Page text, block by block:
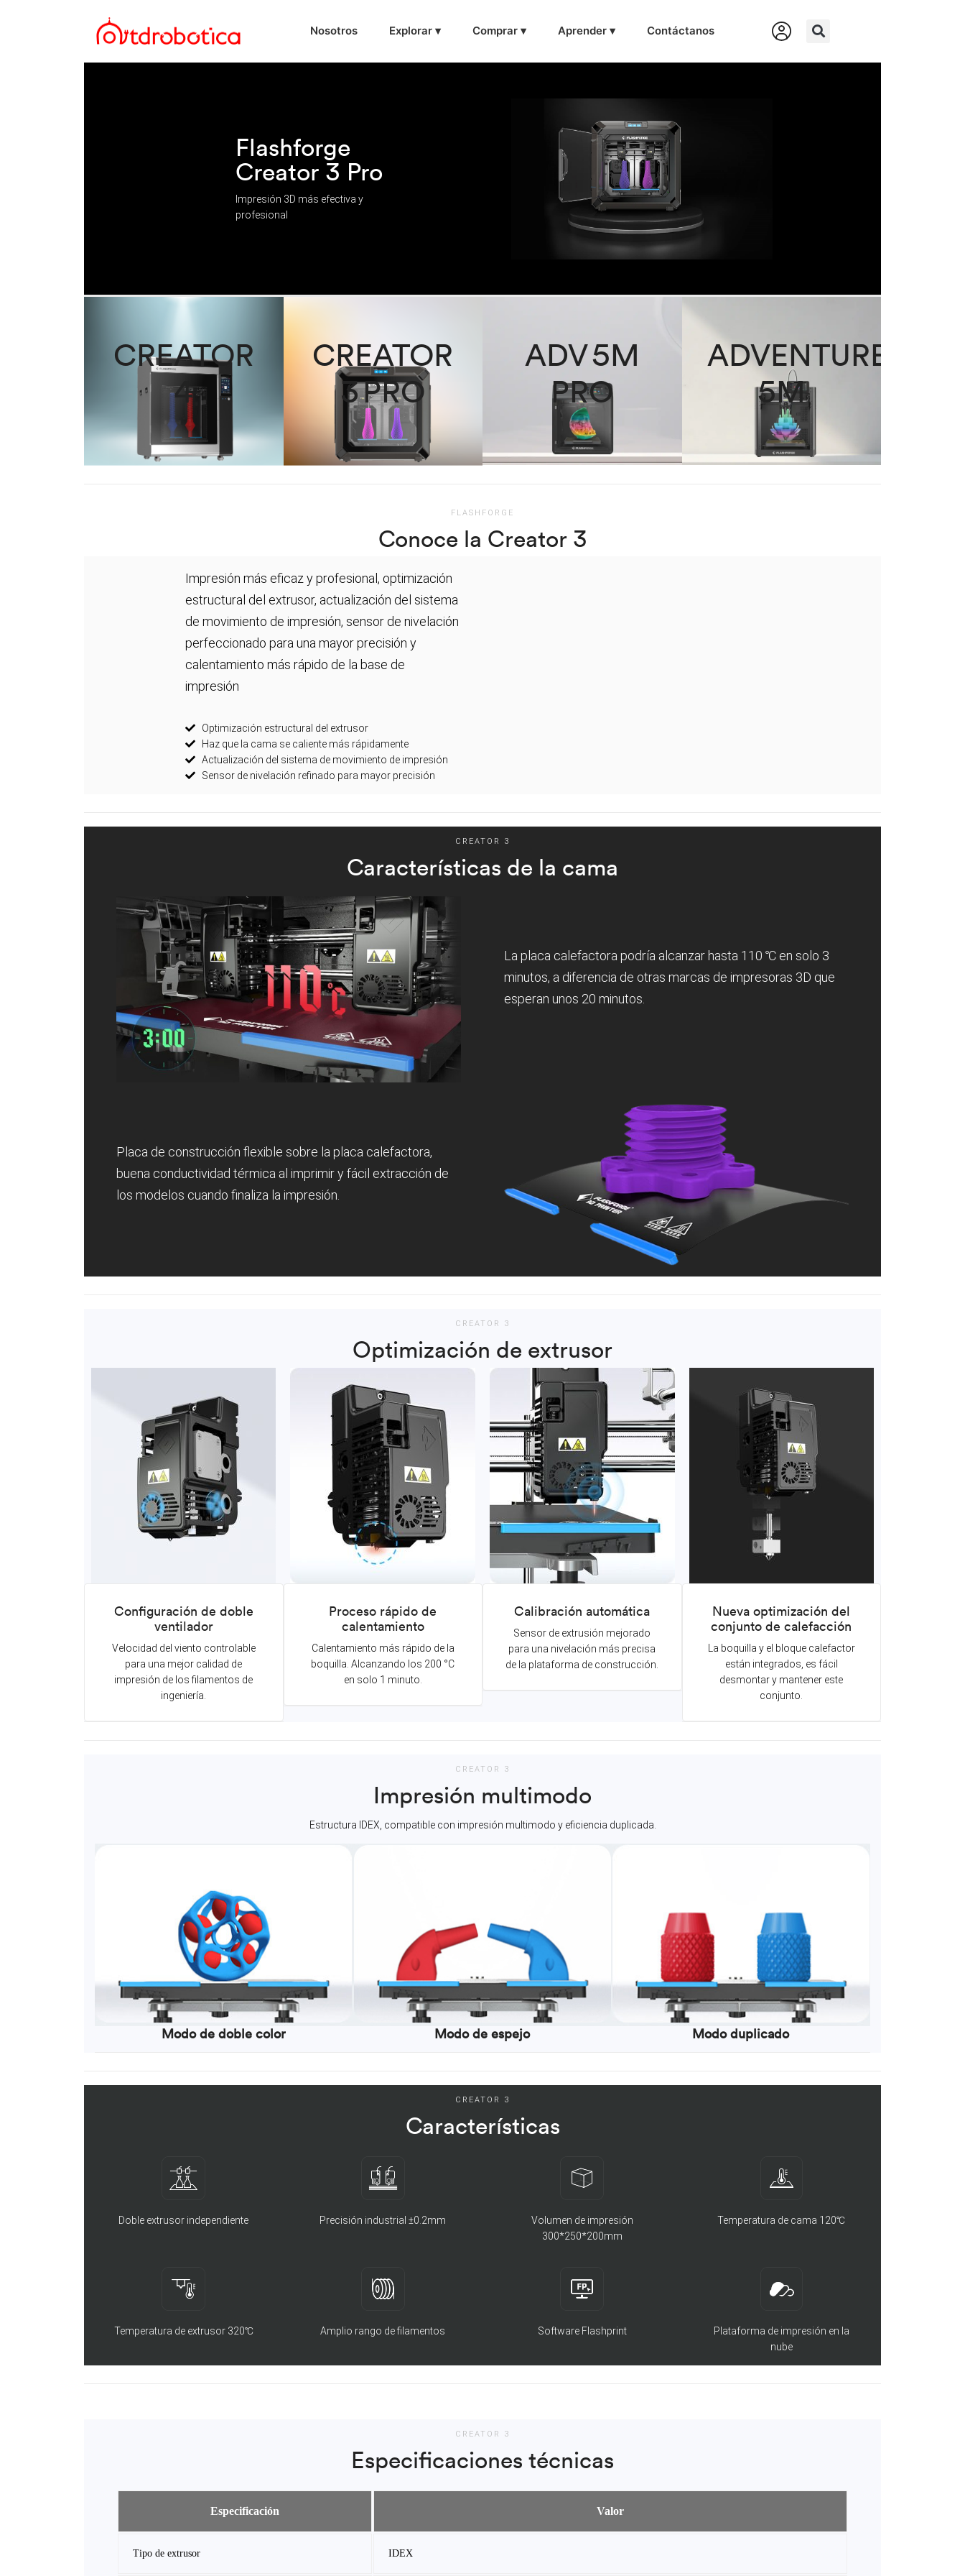
Nosotros Explorar ▾ Comprar ▾ Aprender ▾ Contáctanos
Flashforge
Creator 3 Pro
Impresión 3D más efectiva y
profesional
CREATOR
4
CREATOR
3 PRO
ADV 5M
PRO
ADVENTURE
5M
FLASHFORGE
Conoce la Creator 3
Impresión más eficaz y profesional, optimización
estructural del extrusor, actualización del sistema
de movimiento de impresión, sensor de nivelación
perfeccionado para una mayor precisión y
calentamiento más rápido de la base de
impresión
Optimización estructural del extrusor
Haz que la cama se caliente más rápidamente
Actualización del sistema de movimiento de impresión
Sensor de nivelación refinado para mayor precisión
CREATOR 3
Características de la cama
La placa calefactora podría alcanzar hasta 110 ℃ en solo 3
minutos, a diferencia de otras marcas de impresoras 3D que
esperan unos 20 minutos.
Placa de construcción flexible sobre la placa calefactora,
buena conductividad térmica al imprimir y fácil extracción de
los modelos cuando finaliza la impresión.
CREATOR 3
Optimización de extrusor
Configuración de doble
ventilador
Velocidad del viento controlable
para una mejor calidad de
impresión de los filamentos de
ingeniería.
Proceso rápido de
calentamiento
Calentamiento más rápido de la
boquilla. Alcanzando los 200 °C
en solo 1 minuto.
Calibración automática
Sensor de extrusión mejorado
para una nivelación más precisa
de la plataforma de construcción.
Nueva optimización del
conjunto de calefacción
La boquilla y el bloque calefactor
están integrados, es fácil
desmontar y mantener este
conjunto.
CREATOR 3
Impresión multimodo
Estructura IDEX, compatible con impresión multimodo y eficiencia duplicada.
Modo de doble color Modo de espejo Modo duplicado
CREATOR 3
Características
Doble extrusor independiente Precisión industrial ±0.2mm
Volumen de impresión
300*250*200mm
Temperatura de cama 120℃
Temperatura de extrusor 320℃ Amplio rango de filamentos Software Flashprint
Plataforma de impresión en la
nube
CREATOR 3
Especificaciones técnicas
Especificación Valor
Tipo de extrusor IDEX